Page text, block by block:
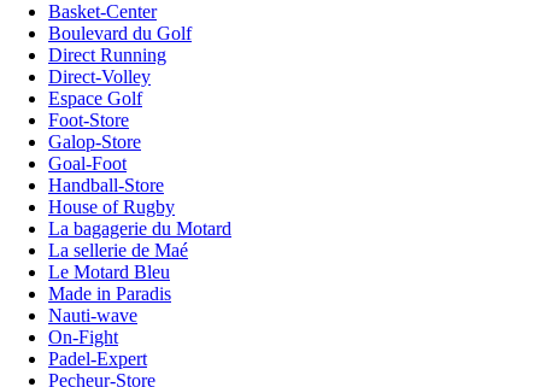
Basket-Center
Boulevard du Golf
Direct Running
Direct-Volley
Espace Golf
Foot-Store
Galop-Store
Goal-Foot
Handball-Store
House of Rugby
La bagagerie du Motard
La sellerie de Maé
Le Motard Bleu
Made in Paradis
Nauti-wave
On-Fight
Padel-Expert
Pecheur-Store